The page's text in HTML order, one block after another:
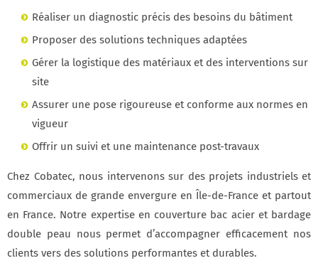
Réaliser un diagnostic précis des besoins du bâtiment
Proposer des solutions techniques adaptées
Gérer la logistique des matériaux et des interventions sur
site
Assurer une pose rigoureuse et conforme aux normes en
vigueur
Offrir un suivi et une maintenance post-travaux
Chez Cobatec, nous intervenons sur des projets industriels et
commerciaux de grande envergure en Île-de-France et partout
en France. Notre expertise en couverture bac acier et bardage
double peau nous permet d’accompagner efficacement nos
clients vers des solutions performantes et durables.